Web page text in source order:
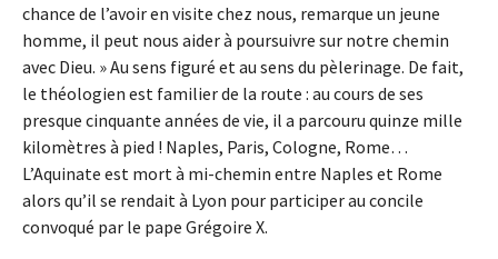
chance de l’avoir en visite chez nous, remarque un jeune
homme, il peut nous aider à poursuivre sur notre chemin
avec Dieu. » Au sens figuré et au sens du pèlerinage. De fait,
le théologien est familier de la route : au cours de ses
presque cinquante années de vie, il a parcouru quinze mille
kilomètres à pied ! Naples, Paris, Cologne, Rome…
L’Aquinate est mort à mi-chemin entre Naples et Rome
alors qu’il se rendait à Lyon pour participer au concile
convoqué par le pape Grégoire X.